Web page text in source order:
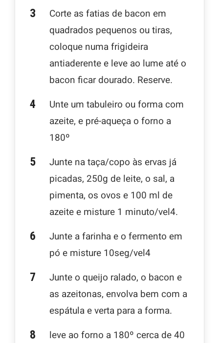
Corte as fatias de bacon em
quadrados pequenos ou tiras,
coloque numa frigideira
antiaderente e leve ao lume até o
bacon ficar dourado. Reserve.
Unte um tabuleiro ou forma com
azeite, e pré-aqueça o forno a
180º
Junte na taça/copo às ervas já
picadas, 250g de leite, o sal, a
pimenta, os ovos e 100 ml de
azeite e misture 1 minuto/vel4.
Junte a farinha e o fermento em
pó e misture 10seg/vel4
Junte o queijo ralado, o bacon e
as azeitonas, envolva bem com a
espátula e verta para a forma.
leve ao forno a 180º cerca de 40